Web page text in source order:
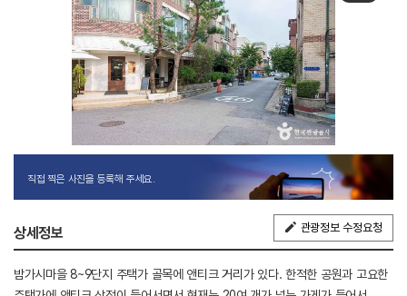
직접 찍은 사진을 등록해 주세요.
상세정보 관광정보 수정요청
밤가시마을 8~9단지 주택가 골목에 앤티크 거리가 있다. 한적한 공원과 고요한